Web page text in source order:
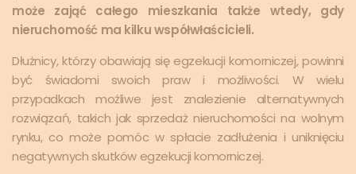
może zająć całego mieszkania także wtedy, gdy
nieruchomość ma kilku współwłaścicieli.
Dłużnicy, którzy obawiają się egzekucji komorniczej, powinni
być świadomi swoich praw i możliwości. W wielu
przypadkach możliwe jest znalezienie alternatywnych
rozwiązań, takich jak sprzedaż nieruchomości na wolnym
rynku, co może pomóc w spłacie zadłużenia i uniknięciu
negatywnych skutków egzekucji komorniczej.